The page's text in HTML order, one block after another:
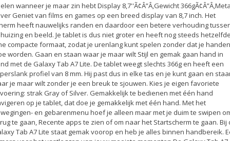
wanneer je maar zin hebt Display 8,7''Ã¢Â”Â‚Gewicht
Geniet van films en games op een breed display van 8,7 inch. Het
heeft nauwelijks randen en daardoor een betere verhouding
en beeld. Je tablet is dus niet groter en heeft nog steeds
compacte formaat, zodat je urenlang kunt spelen zonder dat je handen
worden. Gaan en staan waar je maar wilt Stijl en gemak gaan hand in
met de Galaxy Tab A7 Lite. De tablet weegt slechts 366g en heeft een
profiel van 8 mm. Hij past dus in elke tas en je kunt gaan en
je maar wilt zonder je een breuk te sjouwen. Kies je eigen favoriete
strak Gray of Silver. Gemakkelijk te bedienen met één hand
op je tablet, dat doe je gemakkelijk met één hand. Met het
en gebarenmenu hoef je alleen maar met je duim te swipen
te gaan, Recente apps te zien of om naar het Startscherm te gaan. Bij
Tab A7 Lite staat gemak voorop en heb je alles binnen handbereik.